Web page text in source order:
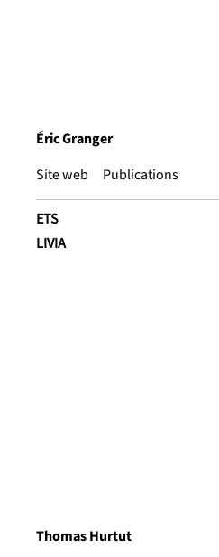
Éric Granger
Site web
Publications
ETS
LIVIA
Thomas Hurtut